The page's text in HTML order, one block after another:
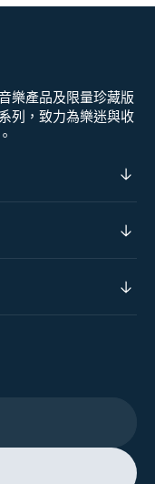
樂產品及限量珍藏版
列，致力為樂迷與收